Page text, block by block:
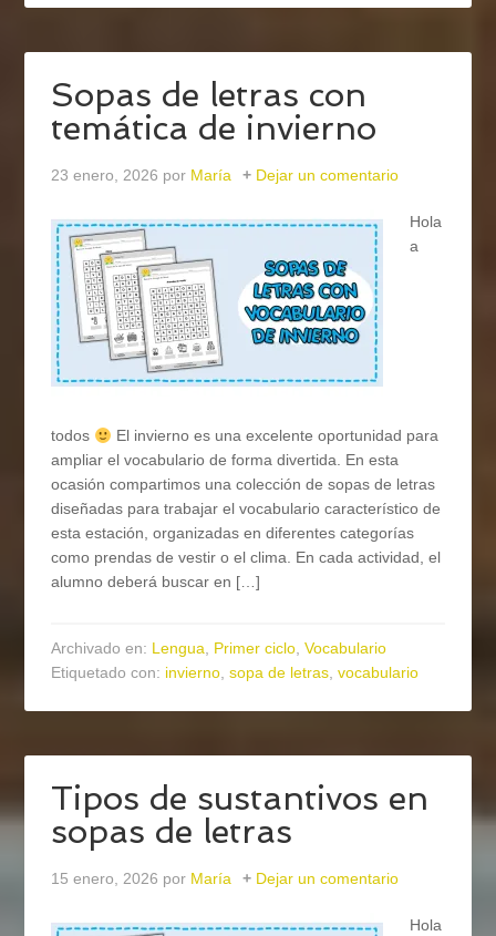
Sopas de letras con
temática de invierno
23 enero, 2026 por María Dejar un comentario
Hola
a
todos
El invierno es una excelente oportunidad para
ampliar el vocabulario de forma divertida. En esta
ocasión compartimos una colección de sopas de letras
diseñadas para trabajar el vocabulario característico de
esta estación, organizadas en diferentes categorías
como prendas de vestir o el clima. En cada actividad, el
alumno deberá buscar en […]
Archivado en: Lengua, Primer ciclo,Vocabulario
Etiquetado con: invierno,sopa de letras,vocabulario
Tipos de sustantivos en
sopas de letras
15 enero, 2026 por María Dejar un comentario
Hola